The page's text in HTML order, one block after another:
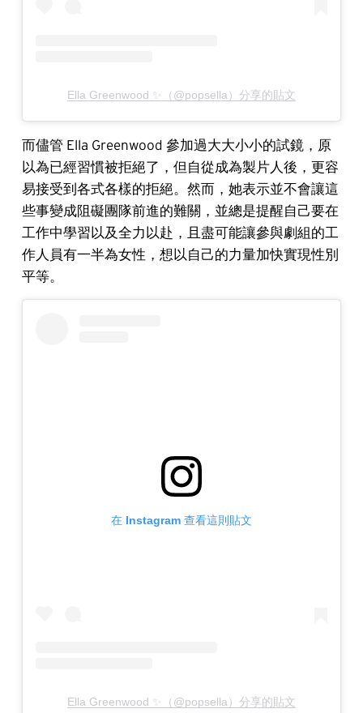
Ella Greenwood ✨（@popsella）分享的貼文
而儘管 Ella Greenwood 參加過大大小小的試鏡，原
以為已經習慣被拒絕了，但自從成為製片人後，更容
易接受到各式各樣的拒絕。然而，她表示並不會讓這
些事變成阻礙團隊前進的難關，並總是提醒自己要在
工作中學習以及全力以赴，且盡可能讓參與劇組的工
作人員有一半為女性，想以自己的力量加快實現性別
平等。
在 Instagram 查看這則貼文
Ella Greenwood ✨（@popsella）分享的貼文